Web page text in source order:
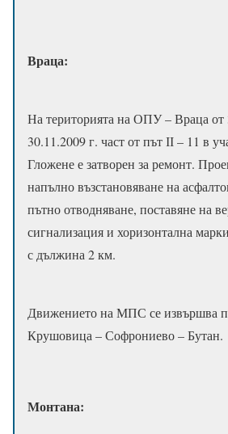
Враца:
На територията на ОПУ – Враца от
30.11.2009 г. част от път ІІ – 11 в
Гложене е затворен за ремонт.
напълно възстановяване на
пътно отводняване, поставяне на
сигнализация и хоризонтална
с дължина 2 км.
Движението на МПС се извършва
Крушовица – Софрониево – Бутан.
Монтана: